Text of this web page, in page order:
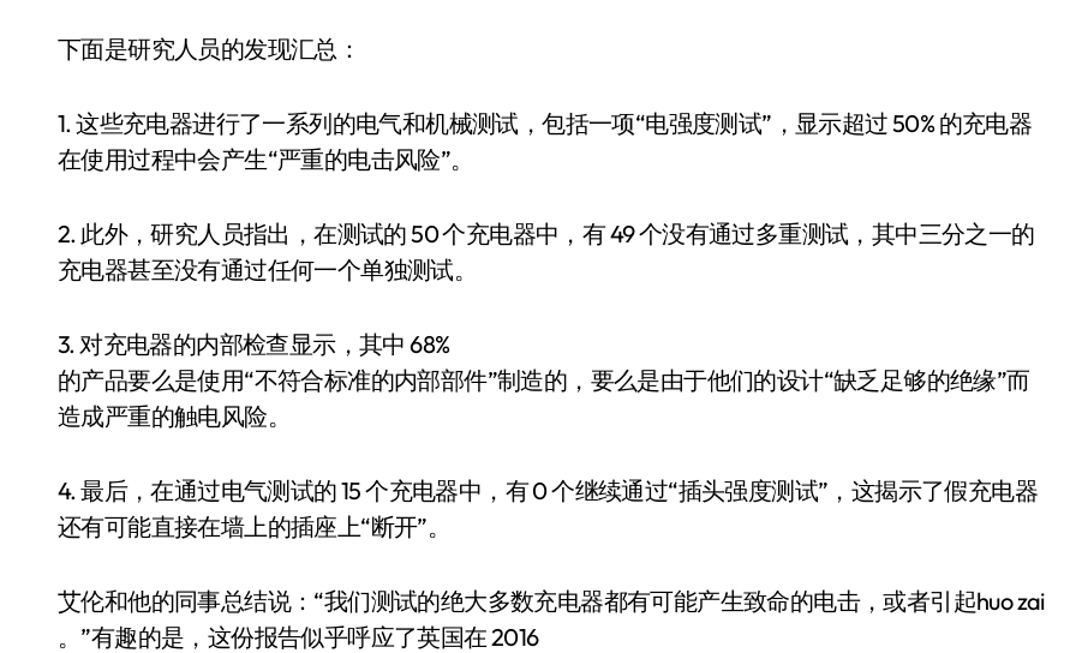
下面是研究人员的发现汇总：
1. 这些充电器进行了一系列的电气和机械测试，包括一项“电强度测试”，显示超过 50% 的充电器
在使用过程中会产生“严重的电击风险”。
2. 此外，研究人员指出，在测试的 50 个充电器中，有 49 个没有通过多重测试，其中三分之一的
充电器甚至没有通过任何一个单独测试。
3. 对充电器的内部检查显示，其中 68%
的产品要么是使用“不符合标准的内部部件”制造的，要么是由于他们的设计“缺乏足够的绝缘”而
造成严重的触电风险。
4. 最后，在通过电气测试的 15 个充电器中，有 0 个继续通过“插头强度测试”，这揭示了假充电器
还有可能直接在墙上的插座上“断开”。
艾伦和他的同事总结说：“我们测试的绝大多数充电器都有可能产生致命的电击，或者引起huo zai
。”有趣的是，这份报告似乎呼应了英国在 2016